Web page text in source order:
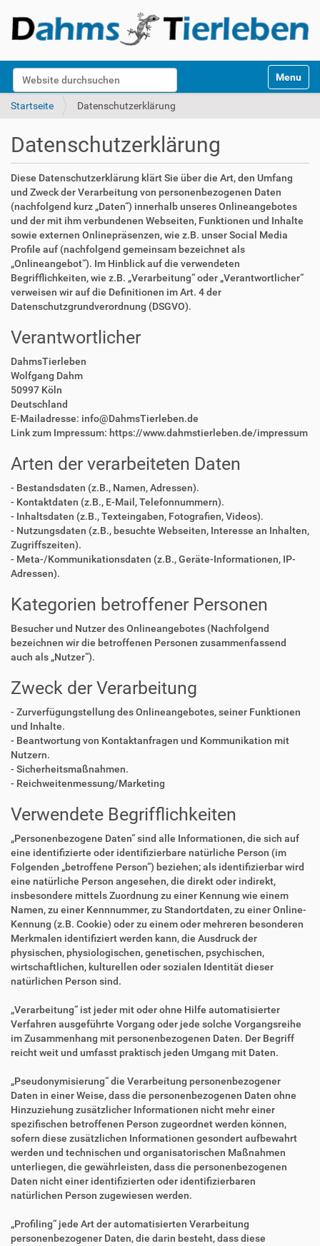
Website durchsuchen
k
Toggle
Startseite Datenschutzerklärung
Datenschutzerklärung
Diese Datenschutzerklärung klärt Sie über die Art, den Umfang
und Zweck der Verarbeitung von personenbezogenen Daten
(nachfolgend kurz „Daten“) innerhalb unseres Onlineangebotes
und der mit ihm verbundenen Webseiten, Funktionen und Inhalte
sowie externen Onlinepräsenzen, wie z.B. unser Social Media
Profile auf (nachfolgend gemeinsam bezeichnet als
„Onlineangebot“). Im Hinblick auf die verwendeten
Begrifflichkeiten, wie z.B. „Verarbeitung“ oder „Verantwortlicher“
verweisen wir auf die Definitionen im Art. 4 der
Datenschutzgrundverordnung (DSGVO).
Verantwortlicher
DahmsTierleben
Wolfgang Dahm
50997 Köln
Deutschland
E-Mailadresse: info@DahmsTierleben.de
Link zum Impressum: https://www.dahmstierleben.de/impressum
Arten der verarbeiteten Daten
- Bestandsdaten (z.B., Namen, Adressen).
- Kontaktdaten (z.B., E-Mail, Telefonnummern).
- Inhaltsdaten (z.B., Texteingaben, Fotografien, Videos).
- Nutzungsdaten (z.B., besuchte Webseiten, Interesse an Inhalten,
Zugriffszeiten).
- Meta-/Kommunikationsdaten (z.B., Geräte-Informationen, IP-
Adressen).
Kategorien betroffener Personen
Besucher und Nutzer des Onlineangebotes (Nachfolgend
bezeichnen wir die betroffenen Personen zusammenfassend
auch als „Nutzer“).
Zweck der Verarbeitung
- Zurverfügungstellung des Onlineangebotes, seiner Funktionen
und Inhalte.
- Beantwortung von Kontaktanfragen und Kommunikation mit
Nutzern.
- Sicherheitsmaßnahmen.
- Reichweitenmessung/Marketing
Verwendete Begrifflichkeiten
„Personenbezogene Daten“ sind alle Informationen, die sich auf
eine identifizierte oder identifizierbare natürliche Person (im
Folgenden „betroffene Person“) beziehen; als identifizierbar wird
eine natürliche Person angesehen, die direkt oder indirekt,
insbesondere mittels Zuordnung zu einer Kennung wie einem
Namen, zu einer Kennnummer, zu Standortdaten, zu einer Online-
Kennung (z.B. Cookie) oder zu einem oder mehreren besonderen
Merkmalen identifiziert werden kann, die Ausdruck der
physischen, physiologischen, genetischen, psychischen,
wirtschaftlichen, kulturellen oder sozialen Identität dieser
natürlichen Person sind.
„Verarbeitung“ ist jeder mit oder ohne Hilfe automatisierter
Verfahren ausgeführte Vorgang oder jede solche Vorgangsreihe
im Zusammenhang mit personenbezogenen Daten. Der Begriff
reicht weit und umfasst praktisch jeden Umgang mit Daten.
„Pseudonymisierung“ die Verarbeitung personenbezogener
Daten in einer Weise, dass die personenbezogenen Daten ohne
Hinzuziehung zusätzlicher Informationen nicht mehr einer
spezifischen betroffenen Person zugeordnet werden können,
sofern diese zusätzlichen Informationen gesondert aufbewahrt
werden und technischen und organisatorischen Maßnahmen
unterliegen, die gewährleisten, dass die personenbezogenen
Daten nicht einer identifizierten oder identifizierbaren
natürlichen Person zugewiesen werden.
„Profiling“ jede Art der automatisierten Verarbeitung
personenbezogener Daten, die darin besteht, dass diese